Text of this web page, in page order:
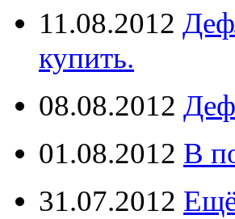
11.08.2012
купить.
08.08.2012
01.08.2012 В
31.07.2012